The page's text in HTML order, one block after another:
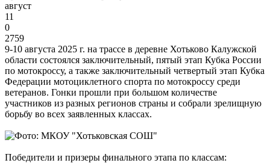
август
11
0
2759
9-10 августа 2025 г. на трассе в деревне Хотьково Калужской
области состоялся заключительный, пятый этап Кубка России
по мотокроссу, а также заключительный четвертый этап Кубка
Федерации мотоциклетного спорта по мотокроссу среди
ветеранов. Гонки прошли при большом количестве
участников из разных регионов страны и собрали зрелищную
борьбу во всех заявленных классах.
Победители и призеры финального этапа по классам: